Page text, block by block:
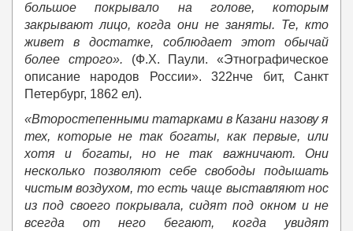
большое покрывало на голове, которым
закрывают лицо, когда они не заняты. Те, кто
живет в достатке, соблюдает этот обычай
более строго». (Ф.Х. Паули. «Этнографическое
описание народов России». 322нче бит, Санкт
Петербург, 1862 ел).
«Второстепенными татарками в Казани назову я
тех, которые не так богаты, как первые, или
хотя и богаты, но не так важничают. Они
несколько позволяют себе свободы подышать
чистым воздухом, то есть чаще выставляют нос
из под своего покрывала, сидят под окном и не
всегда от него бегают, когда увидят